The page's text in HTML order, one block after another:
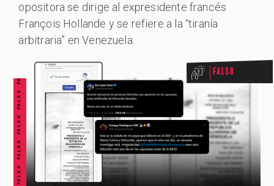
opositora se dirige al expresidente francés
François Hollande y se refiere a la “tiranía
arbitraria” en Venezuela.
FALSO FALSO FALSO FALSO FALSO FALSO FALSO Falso